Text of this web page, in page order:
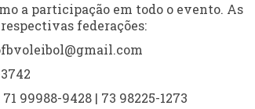
a participação em todo o evento. As
federações:
99988-9428 | 73 98225-1273